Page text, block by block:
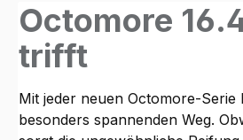
Octomore
trifft
Mit jeder neuen Octomore-
besonders spannenden Weg.